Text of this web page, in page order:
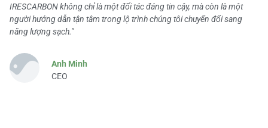
IRESCARBON không chỉ là một đối tác đáng tin cậy, mà còn là một
người hướng dẫn tận tâm trong lộ trình chúng tôi chuyển đổi sang
năng lượng sạch."
Anh Minh
CEO